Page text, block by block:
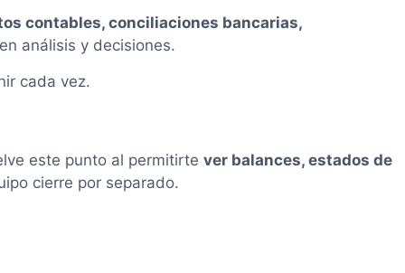
contables, conciliaciones bancarias,
análisis y decisiones.
cada vez.
este punto al permitirte ver balances, estados de
cierre por separado.